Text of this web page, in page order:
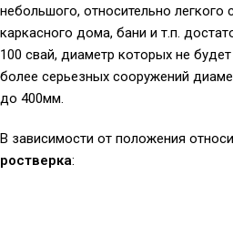
небольшого, относительно легкого
каркасного дома, бани и т.п.
100 свай, диаметр которых не
более серьезных сооружений
до 400мм.
В зависимости от положения
ростверка: